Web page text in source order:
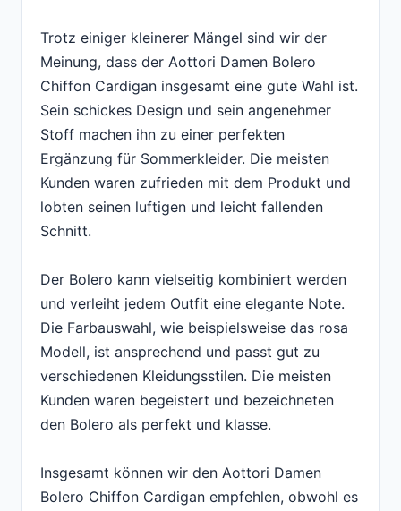
Trotz einiger kleinerer Mängel sind wir der
Meinung, dass der Aottori Damen Bolero
Chiffon Cardigan insgesamt eine gute Wahl ist.
Sein schickes Design und sein angenehmer
Stoff machen ihn zu einer perfekten
Ergänzung für Sommerkleider. Die meisten
Kunden waren zufrieden mit dem Produkt und
lobten seinen luftigen und leicht fallenden
Schnitt.
Der Bolero kann vielseitig kombiniert werden
und verleiht jedem Outfit eine elegante Note.
Die Farbauswahl, wie beispielsweise das rosa
Modell, ist ansprechend und passt gut zu
verschiedenen Kleidungsstilen. Die meisten
Kunden waren begeistert und bezeichneten
den Bolero als perfekt und klasse.
Insgesamt können wir den Aottori Damen
Bolero Chiffon Cardigan empfehlen, obwohl es